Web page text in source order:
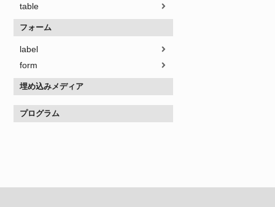
table
フォーム
label
form
埋め込みメディア
プログラム